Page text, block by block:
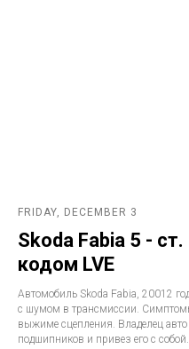
FRIDAY, DECEMBER 3
Skoda Fabia 5 -
кодом LVE
Автомобиль Skoda Fabia, 20012
с шумом в трансмиссии.
выжиме сцепления. Владелец
подшипников и привез его с собой.